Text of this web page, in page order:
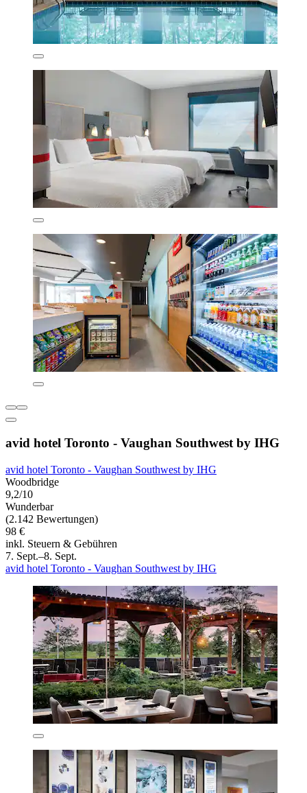
avid hotel Toronto - Vaughan Southwest by IHG
avid hotel Toronto - Vaughan Southwest by IHG
Woodbridge
9,2/10
Wunderbar
(2.142 Bewertungen)
98 €
inkl. Steuern & Gebühren
7. Sept.–8. Sept.
avid hotel Toronto - Vaughan Southwest by IHG